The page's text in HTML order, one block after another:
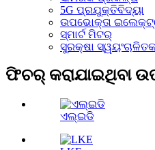
5G ପ୍ରଯୁକ୍ତିବିଦ୍ୟା
ଉପଭୋକ୍ତା
ସ୍ମାର୍ଟ ମିଟର୍
ସୁରକ୍ଷା
ଫିଚର୍ କରାଯାଇଥିବା
ଏଲ୍ଇଡି